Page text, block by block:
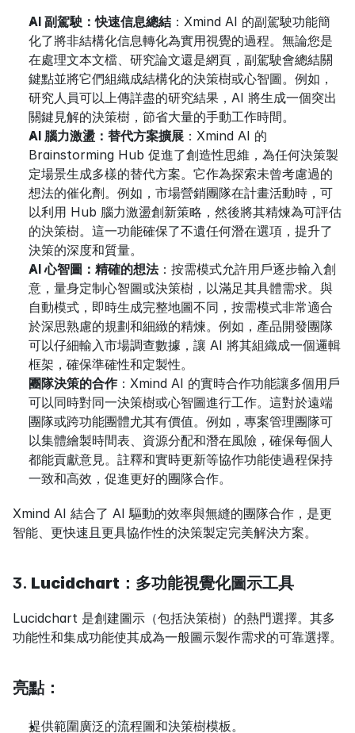
AI 副駕駛：快速信息總結 ：Xmind AI 的副駕駛功能簡
化了將非結構化信息轉化為實用視覺的過程。無論您是
在處理文本文檔、研究論文還是網頁，副駕駛會總結關
鍵點並將它們組織成結構化的決策樹或心智圖。例如，
研究人員可以上傳詳盡的研究結果，AI 將生成一個突出
關鍵見解的決策樹，節省大量的手動工作時間。
AI 腦力激盪：替代方案擴展 ：Xmind AI 的
Brainstorming Hub 促進了創造性思維，為任何決策製
定場景生成多樣的替代方案。它作為探索未曾考慮過的
想法的催化劑。例如，市場營銷團隊在計畫活動時，可
以利用 Hub 腦力激盪創新策略，然後將其精煉為可評估
的決策樹。這一功能確保了不遺任何潛在選項，提升了
決策的深度和質量。
AI 心智圖：精確的想法：按需模式允許用戶逐步輸入創
意，量身定制心智圖或決策樹，以滿足其具體需求。與
自動模式，即時生成完整地圖不同，按需模式非常適合
於深思熟慮的規劃和細緻的精煉。例如，產品開發團隊
可以仔細輸入市場調查數據，讓 AI 將其組織成一個邏輯
框架，確保準確性和定製性。
團隊決策的合作：Xmind AI 的實時合作功能讓多個用戶
可以同時對同一決策樹或心智圖進行工作。這對於遠端
團隊或跨功能團體尤其有價值。例如，專案管理團隊可
以集體繪製時間表、資源分配和潛在風險，確保每個人
都能貢獻意見。註釋和實時更新等協作功能使過程保持
一致和高效，促進更好的團隊合作。
Xmind AI 結合了 AI 驅動的效率與無縫的團隊合作，是更
智能、更快速且更具協作性的決策製定完美解決方案。
3. Lucidchart：多功能視覺化圖示工具
Lucidchart 是創建圖示（包括決策樹）的熱門選擇。其多
功能性和集成功能使其成為一般圖示製作需求的可靠選擇。
亮點：
提供範圍廣泛的流程圖和決策樹模板。